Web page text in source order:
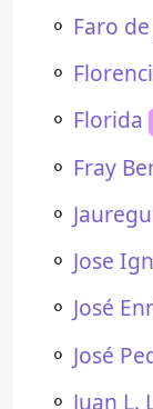
⚬ Faro
⚬
⚬ Florida
⚬ Fray
⚬
⚬ Jose
⚬ José
⚬ José
⚬ Juan L.